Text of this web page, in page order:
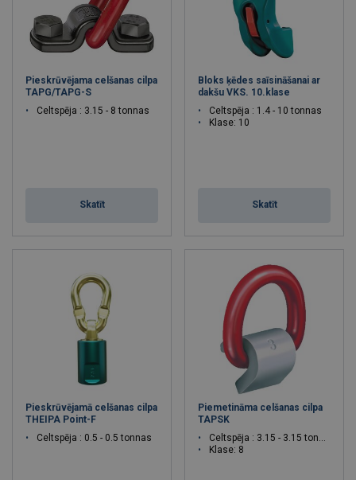
Pieskrūvējama celšanas cilpa
TAPG/TAPG-S
Celtspēja : 3.15 - 8 tonnas
Skatīt
Bloks ķēdes saīsināšanai ar
dakšu VKS. 10.klase
Celtspēja : 1.4 - 10 tonnas
Klase: 10
Skatīt
Pieskrūvējamā celšanas cilpa
THEIPA Point-F
Celtspēja : 0.5 - 0.5 tonnas
Piemetināma celšanas cilpa
TAPSK
Celtspēja : 3.15 - 3.15 tonnas
Klase: 8